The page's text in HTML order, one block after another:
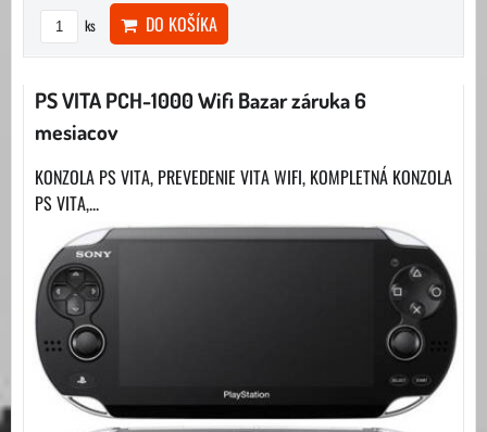
ks DO KOŠÍKA
PS VITA PCH-1000 Wifi Bazar záruka 6
mesiacov
KONZOLA PS VITA, PREVEDENIE VITA WIFI, KOMPLETNÁ KONZOLA
PS VITA,...